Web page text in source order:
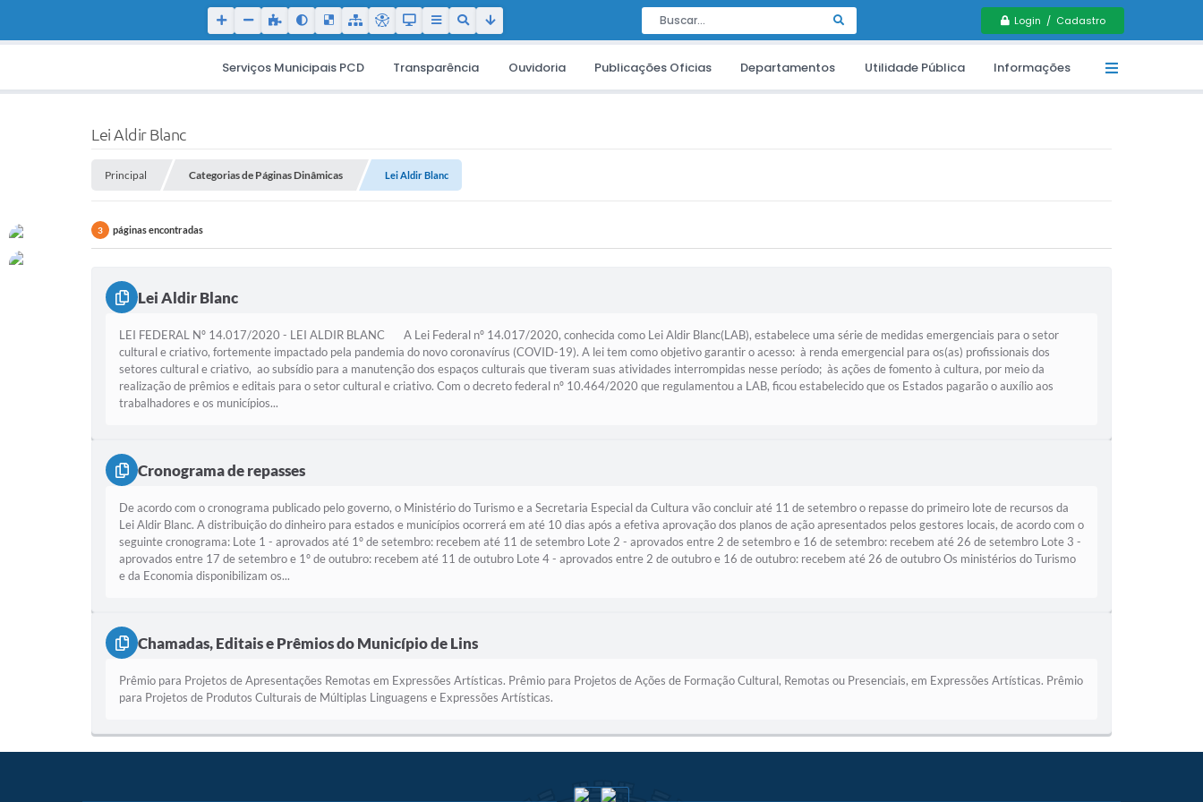
Login / Cadastro
Serviços Municipais PCD Transparência Ouvidoria Publicações Oficias Departamentos Utilidade Pública Informações
Lei Aldir Blanc
Principal Categorias de Páginas Dinâmicas Lei Aldir Blanc
3 páginas encontradas
Lei Aldir Blanc
LEI FEDERAL Nº 14.017/2020 - LEI ALDIR BLANC A Lei Federal nº 14.017/2020, conhecida como Lei Aldir Blanc(LAB), estabelece uma série de medidas emergenciais para o setor
cultural e criativo, fortemente impactado pela pandemia do novo coronavírus (COVID-19). A lei tem como objetivo garantir o acesso: à renda emergencial para os(as) profissionais dos
setores cultural e criativo, ao subsídio para a manutenção dos espaços culturais que tiveram suas atividades interrompidas nesse período; às ações de fomento à cultura, por meio da
realização de prêmios e editais para o setor cultural e criativo. Com o decreto federal nº 10.464/2020 que regulamentou a LAB, ficou estabelecido que os Estados pagarão o auxílio aos
trabalhadores e os municípios...
Cronograma de repasses
De acordo com o cronograma publicado pelo governo, o Ministério do Turismo e a Secretaria Especial da Cultura vão concluir até 11 de setembro o repasse do primeiro lote de recursos da
Lei Aldir Blanc. A distribuição do dinheiro para estados e municípios ocorrerá em até 10 dias após a efetiva aprovação dos planos de ação apresentados pelos gestores locais, de acordo com o
seguinte cronograma: Lote 1 - aprovados até 1º de setembro: recebem até 11 de setembro Lote 2 - aprovados entre 2 de setembro e 16 de setembro: recebem até 26 de setembro Lote 3 -
aprovados entre 17 de setembro e 1º de outubro: recebem até 11 de outubro Lote 4 - aprovados entre 2 de outubro e 16 de outubro: recebem até 26 de outubro Os ministérios do Turismo
e da Economia disponibilizam os...
Chamadas, Editais e Prêmios do Município de Lins
Prêmio para Projetos de Apresentações Remotas em Expressões Artísticas. Prêmio para Projetos de Ações de Formação Cultural, Remotas ou Presenciais, em Expressões Artísticas. Prêmio
para Projetos de Produtos Culturais de Múltiplas Linguagens e Expressões Artísticas.